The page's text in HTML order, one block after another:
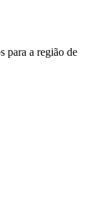
para a região de